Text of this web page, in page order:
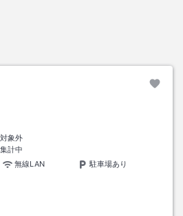
対象外
集計中
無線LAN
駐車場あり